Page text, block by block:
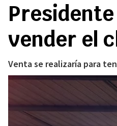
vender el
Venta se realizaría para